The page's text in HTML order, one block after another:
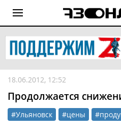
18.06.2012, 12:52
Продолжается
#Ульяновск #цены